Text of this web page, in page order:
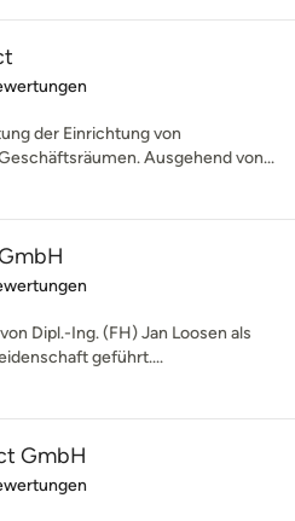
5 von 5 Sternen
der Einrichtung von
Ausgehend von...
4.3 von 5 Sternen
Dipl.-Ing. (FH) Jan Loosen als
geführt....
GmbH
5 von 5 Sternen